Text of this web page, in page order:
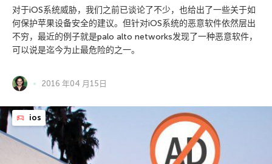
对于iOS系统威胁，我们之前已谈论了不少，也给出了一些关于如
何保护苹果设备安全的建议。但针对iOS系统的恶意软件依然层出
不穷，最近的例子就是palo alto networks发现了一种恶意软件，
可以说是迄今为止最危险的之一。
2016 年04 月15日
ios